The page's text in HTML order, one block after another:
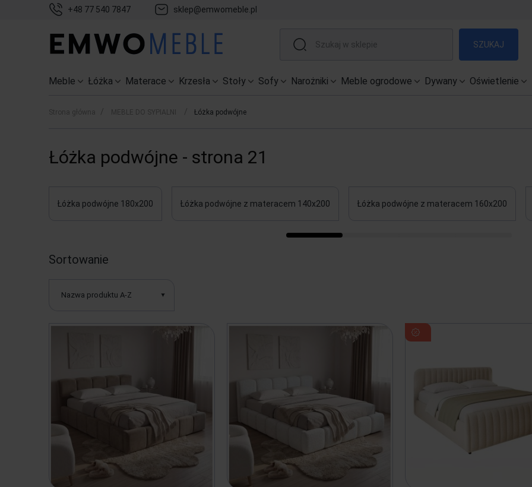
+48 77 540 7847 sklep@emwomeble.pl
SZUKAJ
Meble Łóżka Materace Krzesła Stoły Sofy Narożniki Meble ogrodowe Dywany Oświetlenie
Strona główna MEBLE DO SYPIALNI Łóżka podwójne
Łóżka podwójne - strona 21
Łóżka podwójne 180x200 Łóżka podwójne z materacem 140x200 Łóżka podwójne z materacem 160x200
Sortowanie
Nazwa produktu A-Z